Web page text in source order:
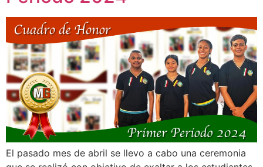
El pasado mes de abril se llevo a cabo una ceremonia